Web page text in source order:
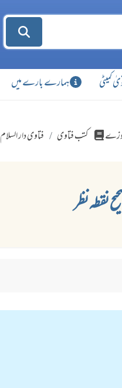
کمیٹی ہمارے بارے میں
کتب فتاوی فتاوی دار السلام
نقطہ نظر